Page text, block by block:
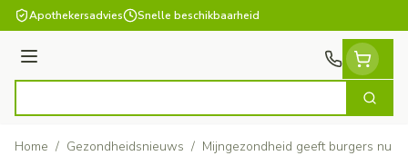
Ga naar de inhoud
Apothekersadvies Snelle beschikbaarheid
Menu
Zoek
Home / Gezondheidsnieuws / Mijngezondheid geeft burgers nu